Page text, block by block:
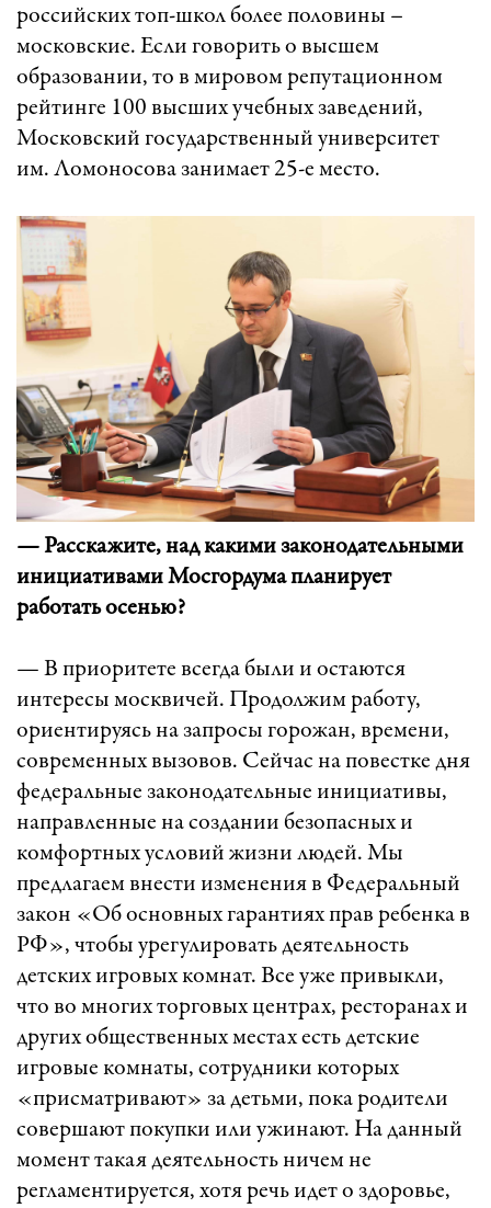
российских топ-школ более половины –
московские. Если говорить о высшем
образовании, то в мировом репутационном
рейтинге 100 высших учебных заведений,
Московский государственный университет
им. Ломоносова занимает 25-е место.
— Расскажите, над какими законодательными
инициативами Мосгордума планирует
работать осенью?
— В приоритете всегда были и остаются
интересы москвичей. Продолжим работу,
ориентируясь на запросы горожан, времени,
современных вызовов. Сейчас на повестке дня
федеральные законодательные инициативы,
направленные на создании безопасных и
комфортных условий жизни людей. Мы
предлагаем внести изменения в Федеральный
закон «Об основных гарантиях прав ребенка в
РФ», чтобы урегулировать деятельность
детских игровых комнат. Все уже привыкли,
что во многих торговых центрах, ресторанах и
других общественных местах есть детские
игровые комнаты, сотрудники которых
«присматривают» за детьми, пока родители
совершают покупки или ужинают. На данный
момент такая деятельность ничем не
регламентируется, хотя речь идет о здоровье,